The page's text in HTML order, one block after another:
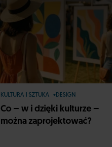
KULTURA I SZTUKA DESIGN
Co – w i dzięki kulturze –
można zaprojektować?